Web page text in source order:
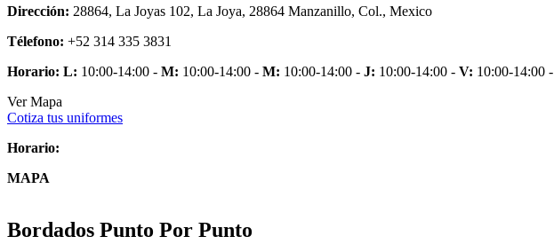
Dirección: 28864, La Joyas 102, La Joya, 28864 Manzanillo, Col., Mexico
Télefono: +52 314 335 3831
Horario: L: 10:00-14:00 - M: 10:00-14:00 - M: 10:00-14:00 - J: 10:00-14:00 - V: 10:00-14:00 -
Ver Mapa
Cotiza tus uniformes
Horario:
MAPA
Bordados Punto Por Punto